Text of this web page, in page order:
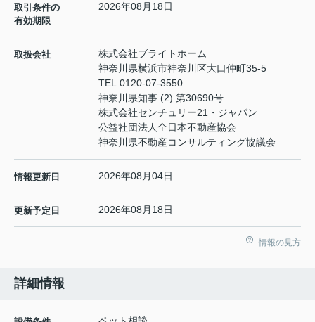
取引条件の
有効期限
2026年08月18日
取扱会社
株式会社ブライトホーム
神奈川県横浜市神奈川区大口仲町35-5
TEL:0120-07-3550
神奈川県知事 (2) 第30690号
株式会社センチュリー21・ジャパン
公益社団法人全日本不動産協会
神奈川県不動産コンサルティング協議会
情報更新日 2026年08月04日
更新予定日 2026年08月18日
情報の見方
詳細情報